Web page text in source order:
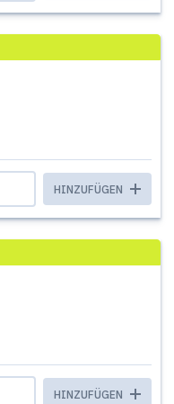
HINZUFÜGEN
HINZUFÜGEN